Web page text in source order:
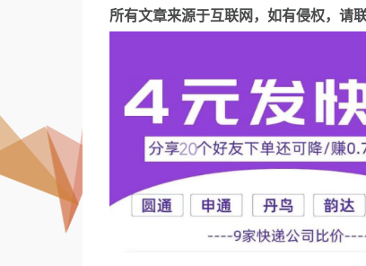
所有文章来源于互联网，如有侵权，请